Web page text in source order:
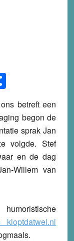
Share
betreft een
begon de
sprak Jan
volgde. Stef
en de dag
Willem van